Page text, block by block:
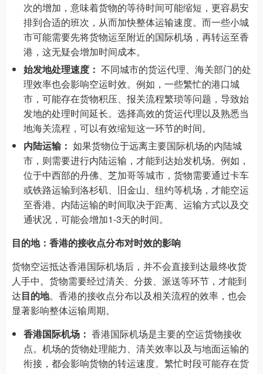
次的增加，意味着货物的等待时间可能缩短，更容易安
排到合适的班次，从而加快整体运输速度。而一些小城
市可能需要先将货物运至附近的国际机场，再转运至香
港，这无疑会增加时间成本。
始发地处理速度： 不同城市的货运代理、海关部门的处
理效率也会影响空运时效。例如，一些繁忙的港口城
市，可能存在货物积压、报关流程繁琐等问题，导致始
发地的处理时间延长。选择高效的货运代理以及熟悉当
地海关流程，可以有效缩短这一环节的时间。
内陆运输： 如果货物位于远离主要国际机场的内陆城
市，则需要进行内陆运输，才能到达始发机场。例如，
位于中西部的丹佛、芝加哥等城市，货物需要通过卡车
或铁路运输到洛杉矶、旧金山、纽约等机场，才能空运
至香港。内陆运输的时间取决于距离、运输方式以及交
通状况，可能会增加1-3天的时间。
目的地：香港的接收点分布对时效的影响
货物空运抵达香港国际机场后，并不会直接到达最终收货
人手中。货物需要经过清关、分拨、派送等环节，才能到
达目的地。香港的接收点分布以及相关流程的效率，也会
显著影响整体运输周期。
香港国际机场： 香港国际机场是主要的空运货物接收
点。机场的货物处理能力、清关效率以及与地面运输的
衔接，都会影响货物的转运速度。繁忙时段可能存在货